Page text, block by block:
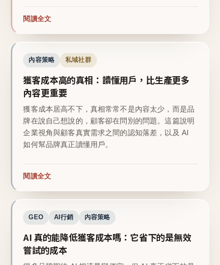
閱讀全文
內容策略 私域社群
獲客成本高的真相：讀懂用戶，比生產更多
內容更重要
獲客成本居高不下，真相常常不是內容太少，而是品
牌在說自己想說的，顧客卻在問別的問題。這篇說明
企業視角與顧客真實需求之間的認知落差，以及 AI
如何幫品牌真正讀懂用戶。
閱讀全文
GEO AI行銷 內容策略
AI 真的能降低獲客成本嗎：它省下的是無效
嘗試的成本